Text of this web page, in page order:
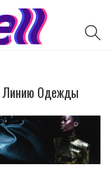
Линию Одежды